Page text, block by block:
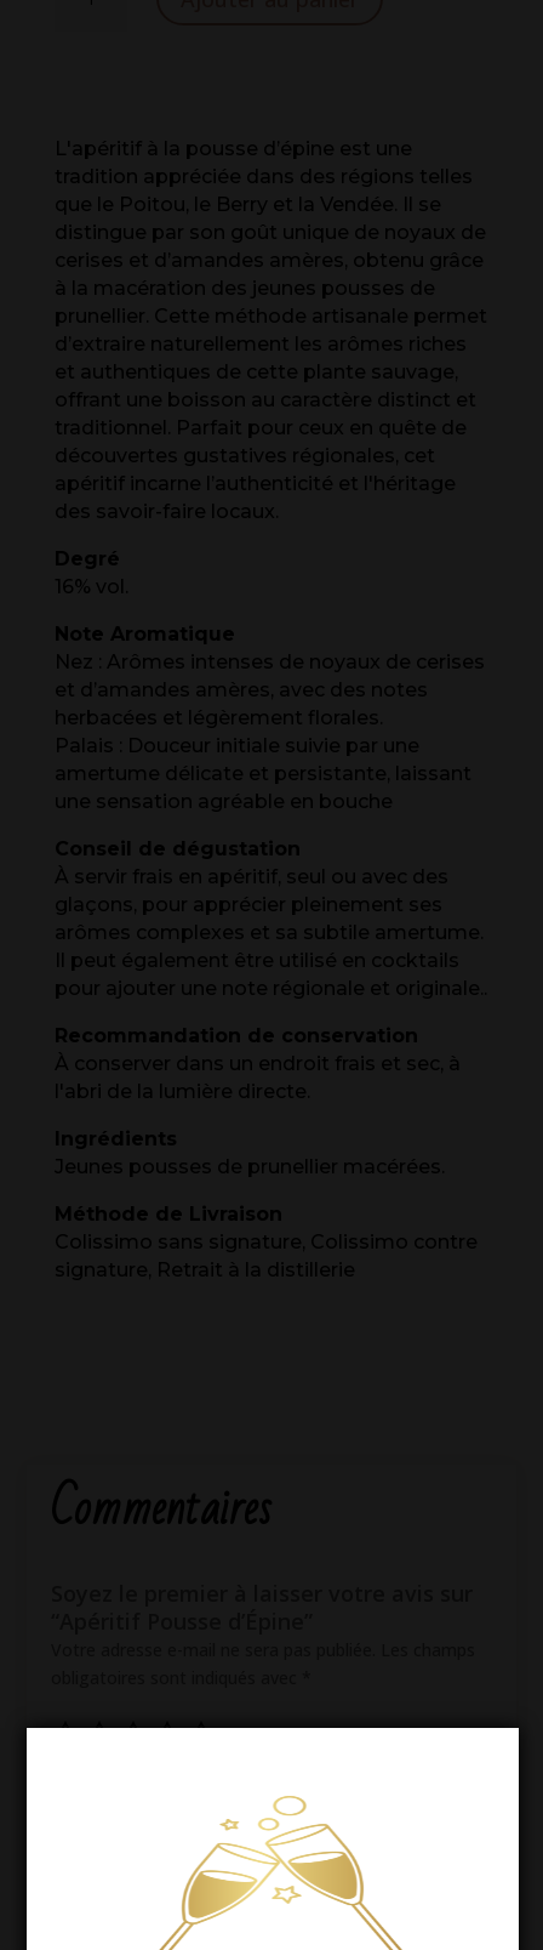
a
t
i
v
e
:
L'apéritif à la pousse d’épine est une
tradition appréciée dans des régions telles
que le Poitou, le Berry et la Vendée. Il se
distingue par son goût unique de noyaux de
cerises et d’amandes amères, obtenu grâce
à la macération des jeunes pousses de
prunellier. Cette méthode artisanale permet
d’extraire naturellement les arômes riches
et authentiques de cette plante sauvage,
offrant une boisson au caractère distinct et
traditionnel. Parfait pour ceux en quête de
découvertes gustatives régionales, cet
apéritif incarne l’authenticité et l'héritage
des savoir-faire locaux.
Degré
16% vol.
Note Aromatique
Nez : Arômes intenses de noyaux de cerises
et d’amandes amères, avec des notes
herbacées et légèrement florales.
Palais : Douceur initiale suivie par une
amertume délicate et persistante, laissant
une sensation agréable en bouche
Conseil de dégustation
À servir frais en apéritif, seul ou avec des
glaçons, pour apprécier pleinement ses
arômes complexes et sa subtile amertume.
Il peut également être utilisé en cocktails
pour ajouter une note régionale et originale..
Recommandation de conservation
À conserver dans un endroit frais et sec, à
l'abri de la lumière directe.
Ingrédients
Jeunes pousses de prunellier macérées.
Méthode de Livraison
Colissimo sans signature, Colissimo contre
signature, Retrait à la distillerie
Commentaires